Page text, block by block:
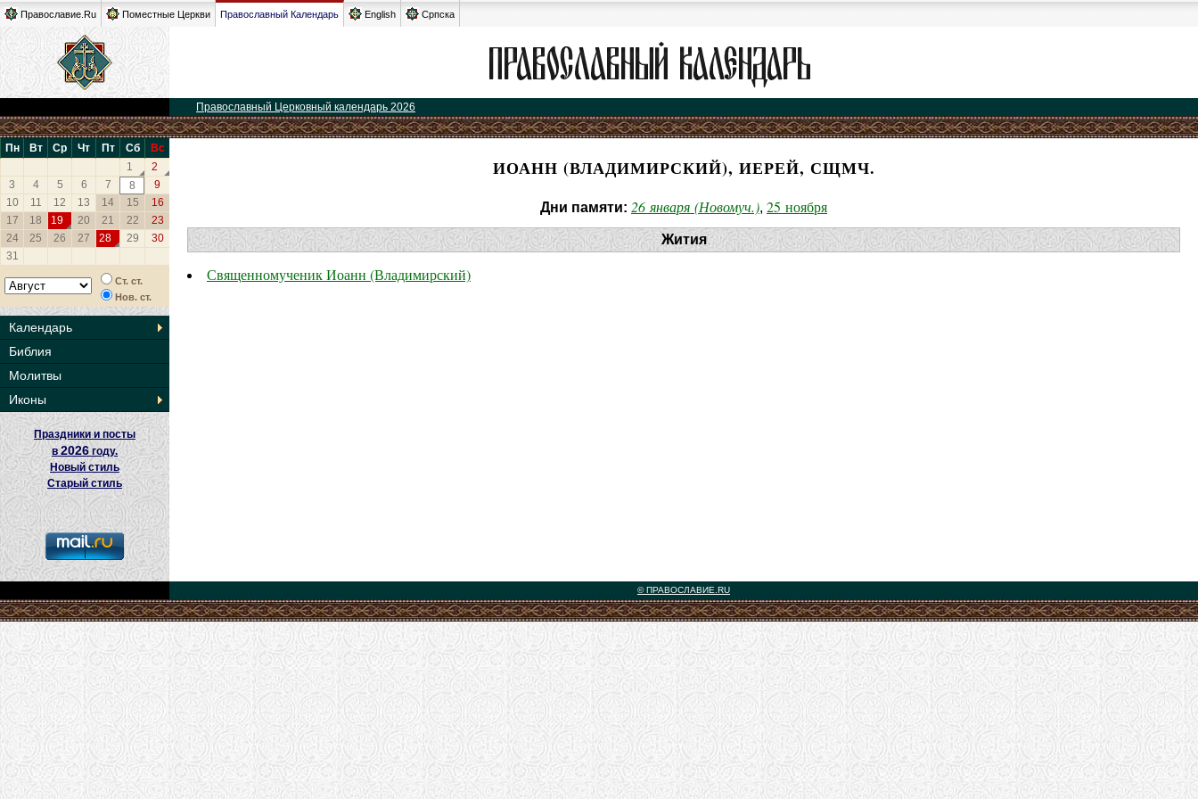
Православие.Ru Поместные Церкви Православный Календарь English Српска
Православный Церковный календарь 2026
Пн Вт Ср Чт Пт Сб
Вс
1
2
3
4 5 6 7 8
9
10
11 12 13 14 15
16
17
18 19 20 21 22
23
24
25 26 27 28 29
30
31
Ст. ст.
Нов. ст.
Календарь
Библия
Молитвы
Иконы
Праздники и посты
в2026 году.
Новый стиль
Старый стиль
ИОАНН (ВЛАДИМИРСКИЙ), ИЕРЕЙ, СЩМЧ.
Дни памяти: 26 января (Новомуч.), 25 ноября
Жития
Священномученик Иоанн (Владимирский)
© ПРАВОСЛАВИЕ.RU